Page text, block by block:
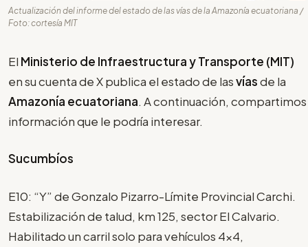
Actualización del informe del estado de las vías de la Amazonía ecuatoriana /
Foto: cortesía MIT
El Ministerio de Infraestructura y Transporte (MIT)
en su cuenta de X publica el estado de lasvíasde la
Amazonía ecuatoriana. A continuación, compartimos
información que le podría interesar.
Sucumbíos
E10: “Y” de Gonzalo Pizarro-Límite Provincial Carchi.
Estabilización de talud, km 125, sector El Calvario.
Habilitado un carril solo para vehículos 4x4,